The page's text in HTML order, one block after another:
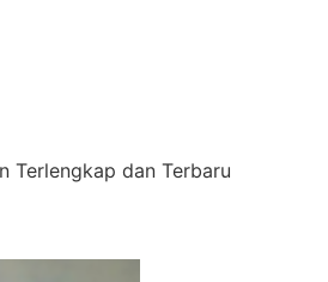
Terlengkap dan Terbaru